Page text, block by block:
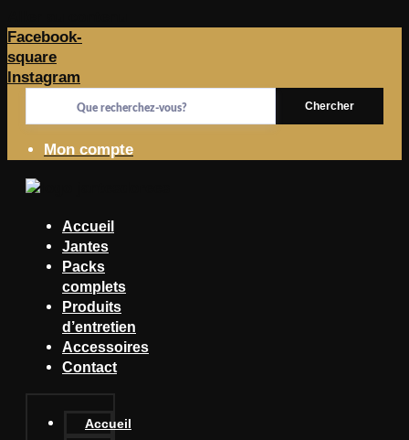
Facebook-
square
Instagram
Chercher
Mon compte
Accueil
Jantes
Packs
complets
Produits
d’entretien
Accessoires
Contact
Accueil